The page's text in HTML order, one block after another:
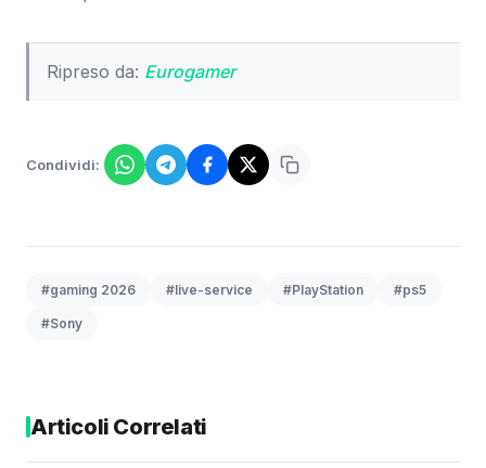
Ripreso da: Eurogamer
Condividi:
#gaming 2026 #live-service #PlayStation #ps5
#Sony
Articoli Correlati